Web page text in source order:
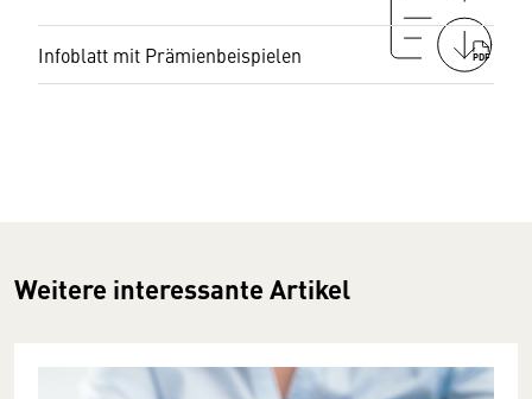
Infoblatt mit Prämienbeispielen PDF
Weitere interessante Artikel